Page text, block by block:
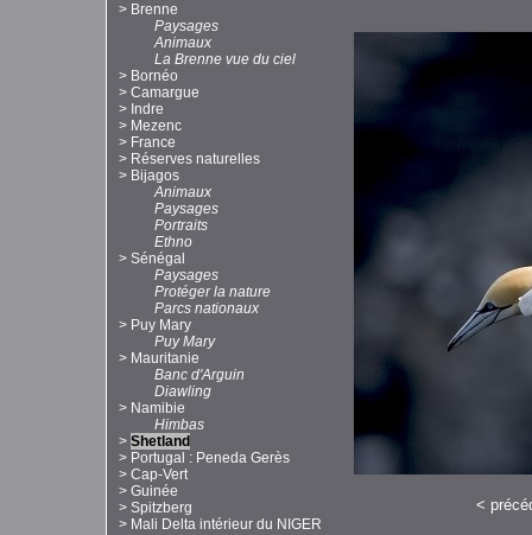
> Brenne
Paysages
Animaux
La Brenne vue du ciel
> Bornéo
> Camargue
> Indre
> Mezenc
> France
> Réserves naturelles
> Bijagos
Animaux
Paysages
Portraits
Ethno
> Sénégal
Paysages
Protéger la nature
Parcs nationaux
> Puy Mary
Puy Mary
> Mauritanie
Banc d'Arguin
Diawling
> Namibie
Himbas
> Shetland
> Portugal : Peneda Gerès
> Cap-Vert
> Guinée
> Spitzberg
> Mali Delta intérieur du NIGER
<